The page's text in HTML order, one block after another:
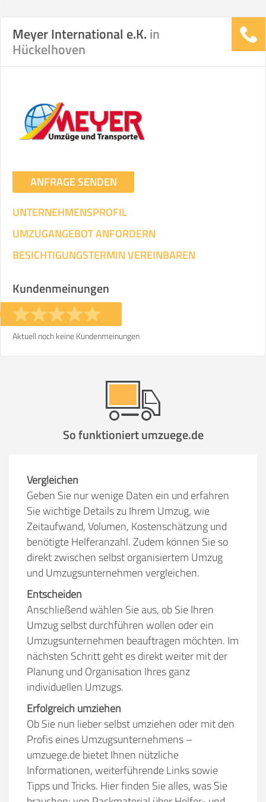
Meyer International e.K. in
Hückelhoven
ANFRAGE SENDEN
UNTERNEHMENSPROFIL
UMZUGANGEBOT ANFORDERN
BESICHTIGUNGSTERMIN VEREINBAREN
Kundenmeinungen
Aktuell noch keine Kundenmeinungen
So funktioniert umzuege.de
Vergleichen
Geben Sie nur wenige Daten ein und erfahren
Sie wichtige Details zu Ihrem Umzug, wie
Zeitaufwand, Volumen, Kostenschätzung und
benötigte Helferanzahl. Zudem können Sie so
direkt zwischen selbst organisiertem Umzug
und Umzugsunternehmen vergleichen.
Entscheiden
Anschließend wählen Sie aus, ob Sie Ihren
Umzug selbst durchführen wollen oder ein
Umzugsunternehmen beauftragen möchten. Im
nächsten Schritt geht es direkt weiter mit der
Planung und Organisation Ihres ganz
individuellen Umzugs.
Erfolgreich umziehen
Ob Sie nun lieber selbst umziehen oder mit den
Profis eines Umzugsunternehmens –
umzuege.de bietet Ihnen nützliche
Informationen, weiterführende Links sowie
Tipps und Tricks. Hier finden Sie alles, was Sie